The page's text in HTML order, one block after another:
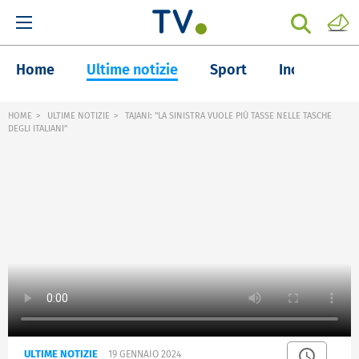
Home Ultime notizie Sport Inchieste
HOME ULTIME NOTIZIE
TAJANI: "LA SINISTRA VUOLE PIÙ TASSE NELLE TASCHE
DEGLI ITALIANI"
ULTIME NOTIZIE 19 GENNAIO 2024